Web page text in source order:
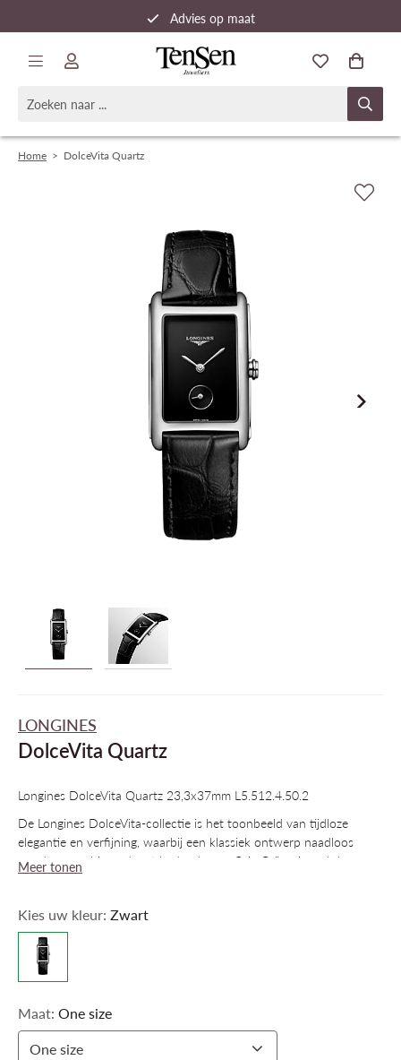
Advies op maat
Snelle verzending
Home > DolceVita Quartz
LONGINES
DolceVita Quartz
Longines DolceVita Quartz 23,3x37mm L5.512.4.50.2
De Longines DolceVita-collectie is het toonbeeld van tijdloze
elegantie en verfijning, waarbij een klassiek ontwerp naadloos
wordt gecombineerd met hedendaagse flair. Geïnspireerd door een
model uit de jaren 1920 en gekenmerkt door haar rechthoekige
heen ontwikkeld zonder haar oorspronkelijke identiteit te
verliezen. Deze horloges, die verkrijgbaar zijn in veel verschillende
materialen en kleuren, zijn een krachtige uitdrukking van elegantie
en stralen, net als de hele collectie, pure Italiaanse levensvreugde
Meer tonen
Kies uw kleur: Zwart
Maat: One size
One size